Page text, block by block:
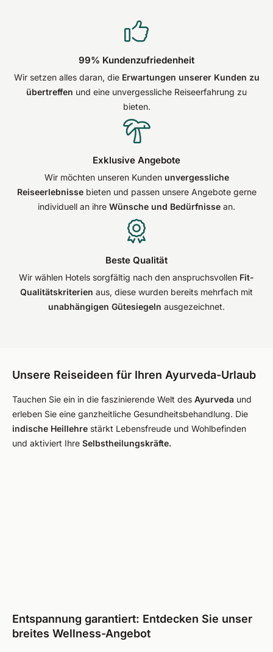
99% Kundenzufriedenheit
Wir setzen alles daran, die Erwartungen unserer Kunden zu
übertreffen und eine unvergessliche Reiseerfahrung zu
bieten.
Exklusive Angebote
Wir möchten unseren Kunden unvergessliche
Reiseerlebnissebieten und passen unsere Angebote gerne
individuell an ihre Wünsche und Bedürfnisse an.
Beste Qualität
Wir wählen Hotels sorgfältig nach den anspruchsvollen Fit-
Qualitätskriterien aus, diese wurden bereits mehrfach mit
unabhängigen Gütesiegeln ausgezeichnet.
Unsere Reiseideen für Ihren Ayurveda-Urlaub
Tauchen Sie ein in die faszinierende Welt des Ayurveda und
erleben Sie eine ganzheitliche Gesundheitsbehandlung. Die
indische Heillehre stärkt Lebensfreude und Wohlbefinden
und aktiviert Ihre Selbstheilungskräfte.
Entspannung garantiert: Entdecken Sie unser
breites Wellness-Angebot